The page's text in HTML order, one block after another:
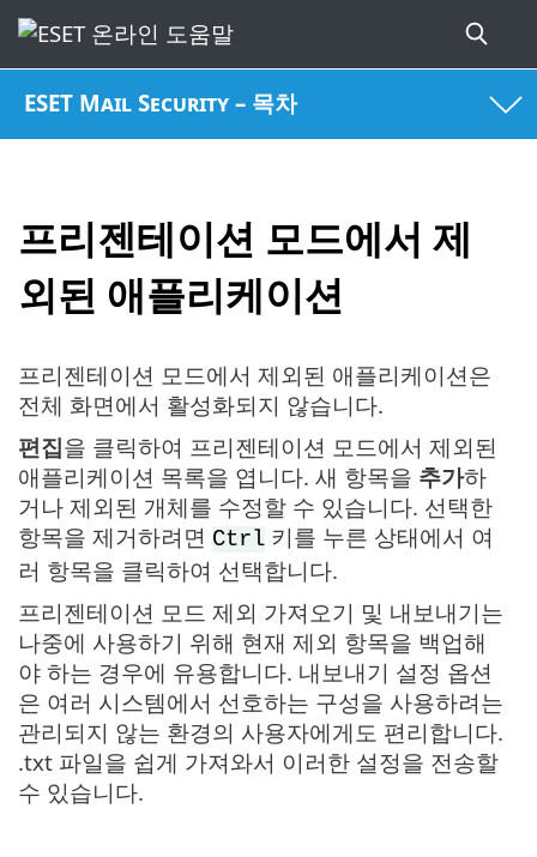
ESET Mail Security – 목차
프리젠테이션 모드에서 제
외된 애플리케이션
프리젠테이션 모드에서 제외된 애플리케이션은
전체 화면에서 활성화되지 않습니다.
편집을 클릭하여 프리젠테이션 모드에서 제외된
애플리케이션 목록을 엽니다. 새 항목을 추가하
거나 제외된 개체를 수정할 수 있습니다. 선택한
항목을 제거하려면 Ctrl 키를 누른 상태에서 여
러 항목을 클릭하여 선택합니다.
프리젠테이션 모드 제외 가져오기 및 내보내기는
나중에 사용하기 위해 현재 제외 항목을 백업해
야 하는 경우에 유용합니다. 내보내기 설정 옵션
은 여러 시스템에서 선호하는 구성을 사용하려는
관리되지 않는 환경의 사용자에게도 편리합니다.
.txt 파일을 쉽게 가져와서 이러한 설정을 전송할
수 있습니다.